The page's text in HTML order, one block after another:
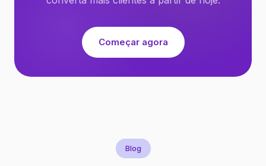
Começar agora
Blog